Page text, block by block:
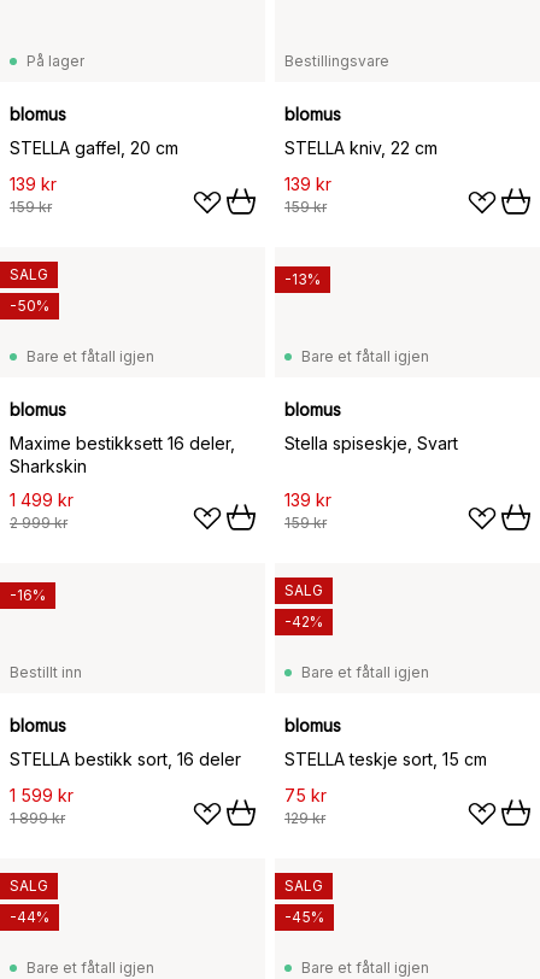
På lager
blomus
STELLA gaffel, 20 cm
139 kr
159 kr
Bestillingsvare
blomus
STELLA kniv, 22 cm
139 kr
159 kr
Bare et fåtall igjen
blomus
Maxime bestikksett 16 deler,
Sharkskin
1 499 kr
2 999 kr
SALG
-50%
Bare et fåtall igjen
blomus
Stella spiseskje, Svart
139 kr
159 kr
-13%
Bestillt inn
blomus
STELLA bestikk sort, 16 deler
1 599 kr
1 899 kr
-16%
Bare et fåtall igjen
blomus
STELLA teskje sort, 15 cm
75 kr
129 kr
SALG
-42%
Bare et fåtall igjen
SALG
-44%
Bare et fåtall igjen
SALG
-45%